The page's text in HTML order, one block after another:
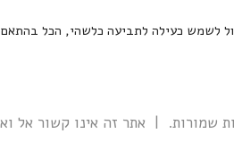
לשמש כעילה לתביעה כלשהי, הכל בהתאם